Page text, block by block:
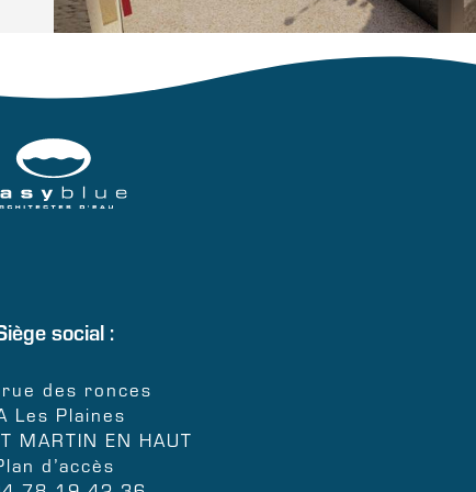
social :
des ronces
Les Plaines
MARTIN EN HAUT
d’accès